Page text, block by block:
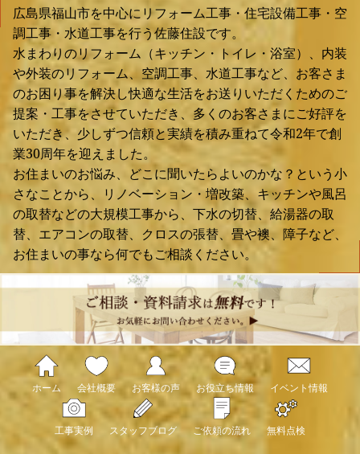
広島県福山市を中心にリフォーム工事・住宅設備工事・空
調工事・水道工事を行う佐藤住設です。
水まわりのリフォーム（キッチン・トイレ・浴室）、内装
や外装のリフォーム、空調工事、水道工事など、お客さま
のお困り事を解決し快適な生活をお送りいただくためのご
提案・工事をさせていただき、多くのお客さまにご好評を
いただき、少しずつ信頼と実績を積み重ねて令和2年で創
業30周年を迎えました。
お住まいのお悩み、どこに聞いたらよいのかな？という小
さなことから、リノベーション・増改築、キッチンや風呂
の取替などの大規模工事から、下水の切替、給湯器の取
替、エアコンの取替、クロスの張替、畳や襖、障子など、
お住まいの事なら何でもご相談ください。
ホーム 会社概要 お客様の声 お役立ち情報 イベント情報
工事実例 スタッフブログ ご依頼の流れ 無料点検